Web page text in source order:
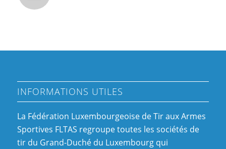
INFORMATIONS UTILES
La Fédération Luxembourgeoise de Tir aux Armes
Sportives FLTAS regroupe toutes les sociétés de
tir du Grand-Duché du Luxembourg qui